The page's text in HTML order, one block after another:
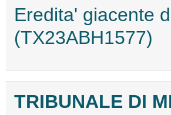
Eredita' giacente
(TX23ABH1577)
TRIBUNALE DI